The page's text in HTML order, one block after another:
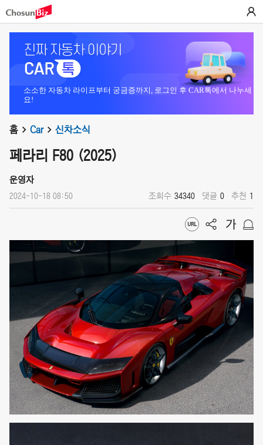
소소한 자동차 라이프부터 궁금증까지, 로그인 후 CAR톡에서 나누세
요!
홈 Car 신차소식
페라리 F80 (2025)
운영자
2024-10-18 08:50 조회수 34340 댓글 0 추천 1